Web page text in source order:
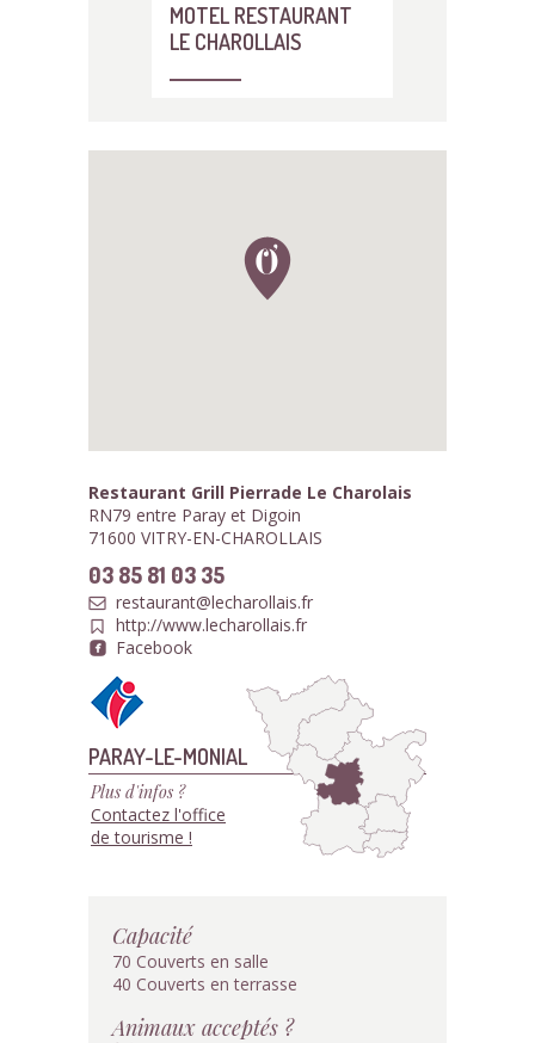
MOTEL RESTAURANT
LE CHAROLLAIS
Restaurant Grill Pierrade Le Charolais
RN79 entre Paray et Digoin
71600 VITRY-EN-CHAROLLAIS
03 85 81 03 35
restaurant@lecharollais.fr
http://www.lecharollais.fr
Facebook
PARAY-LE-MONIAL
Plus d'infos ?
Contactez l'office
de tourisme !
Capacité
70 Couverts en salle
40 Couverts en terrasse
Animaux acceptés ?